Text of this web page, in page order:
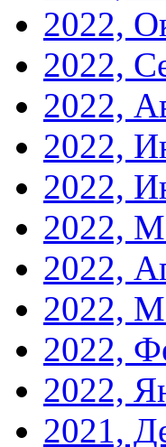
2022,
2022,
2022,
2022,
2022,
2022,
2022,
2022,
2022,
2022,
2021,